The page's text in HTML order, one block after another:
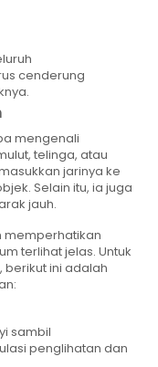
cenderung
mengenali
telinga, atau
jarinya ke
Selain itu, ia juga
jauh.
memperhatikan
terlihat jelas. Untuk
berikut ini adalah
sambil
penglihatan dan